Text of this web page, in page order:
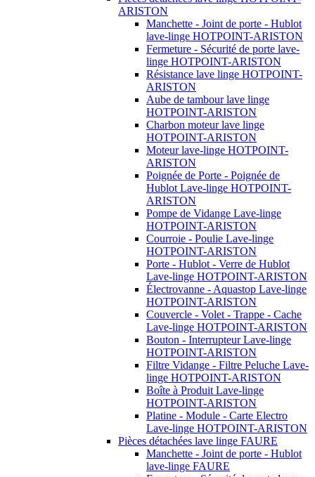
ARISTON
Manchette - Joint de porte - Hublot
lave-linge HOTPOINT-ARISTON
Fermeture - Sécurité de porte lave-
linge HOTPOINT-ARISTON
Résistance lave linge HOTPOINT-
ARISTON
Aube de tambour lave linge
HOTPOINT-ARISTON
Charbon moteur lave linge
HOTPOINT-ARISTON
Moteur lave-linge HOTPOINT-
ARISTON
Poignée de Porte - Poignée de
Hublot Lave-linge HOTPOINT-
ARISTON
Pompe de Vidange Lave-linge
HOTPOINT-ARISTON
Courroie - Poulie Lave-linge
HOTPOINT-ARISTON
Porte - Hublot - Verre de Hublot
Lave-linge HOTPOINT-ARISTON
Électrovanne - Aquastop Lave-linge
HOTPOINT-ARISTON
Couvercle - Volet - Trappe - Cache
Lave-linge HOTPOINT-ARISTON
Bouton - Interrupteur Lave-linge
HOTPOINT-ARISTON
Filtre Vidange - Filtre Peluche Lave-
linge HOTPOINT-ARISTON
Boîte à Produit Lave-linge
HOTPOINT-ARISTON
Platine - Module - Carte Electro
Lave-linge HOTPOINT-ARISTON
Pièces détachées lave linge FAURE
Manchette - Joint de porte - Hublot
lave-linge FAURE